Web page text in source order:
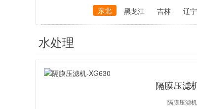
东北
黑龙江 吉林 辽宁
水处理
隔膜压滤
隔膜压滤